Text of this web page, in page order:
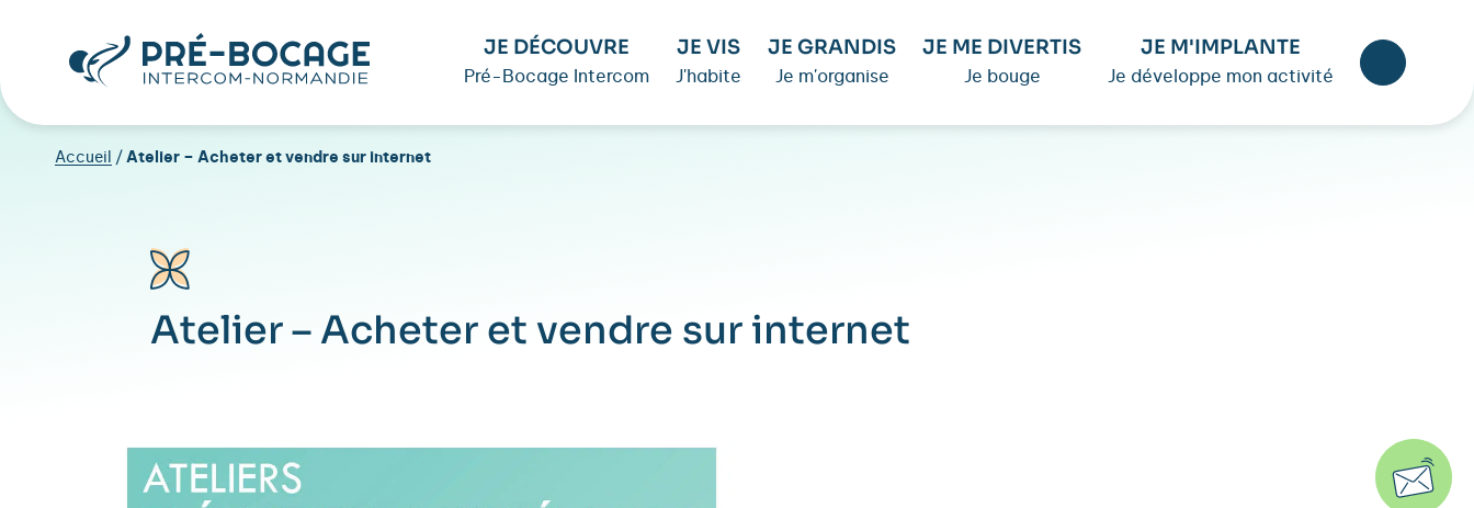
JE DÉCOUVRE
Pré-Bocage Intercom
JE VIS
J'habite
JE GRANDIS
Je m'organise
JE ME DIVERTIS
Je bouge
JE M'IMPLANTE
Je développe mon activité
Accueil / Atelier – Acheter et vendre sur internet
Atelier – Acheter et vendre sur internet